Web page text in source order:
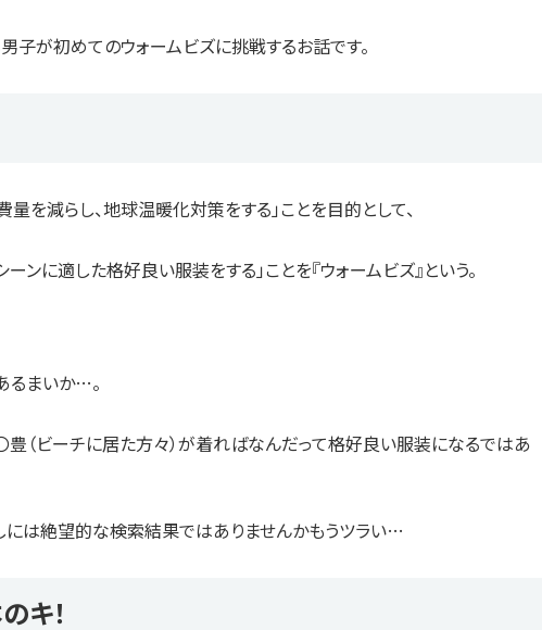
子が初めてのウォームビズに挑戦するお話です。
を減らし、地球温暖化対策をする」ことを目的として、
ーンに適した格好良い服装をする」ことを『ウォームビズ』という。
るまいか…。
豊（ビーチに居た方々）が着ればなんだって格好良い服装になるではあ
には絶望的な検索結果ではありませんかもうツラい…
キ！